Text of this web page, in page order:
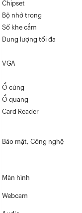
Chipset
Bộ nhớ trong
Số khe cắm
Dung lượng tối đa
VGA
Ổ cứng
Ổ quang
Card Reader
Bảo mật, Công nghệ
Màn hình
Webcam